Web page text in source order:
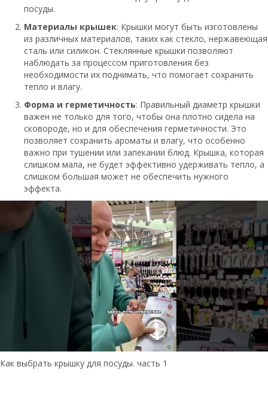
посуды.
Материалы крышек: Крышки могут быть изготовлены
из различных материалов, таких как стекло, нержавеющая
сталь или силикон. Стеклянные крышки позволяют
наблюдать за процессом приготовления без
необходимости их поднимать, что помогает сохранить
тепло и влагу.
Форма и герметичность: Правильный диаметр крышки
важен не только для того, чтобы она плотно сидела на
сковороде, но и для обеспечения герметичности. Это
позволяет сохранить ароматы и влагу, что особенно
важно при тушении или запекании блюд. Крышка, которая
слишком мала, не будет эффективно удерживать тепло, а
слишком большая может не обеспечить нужного
эффекта.
Как выбрать крышку для посуды. часть 1